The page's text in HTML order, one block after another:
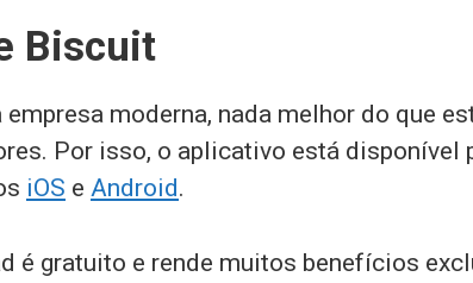
Biscuit
empresa moderna, nada melhor do que
Por isso, o aplicativo está disponível
iOS e Android.
é gratuito e rende muitos benefícios